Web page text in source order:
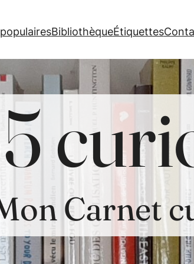
BibliothèqueÉtiquettes
Carnet